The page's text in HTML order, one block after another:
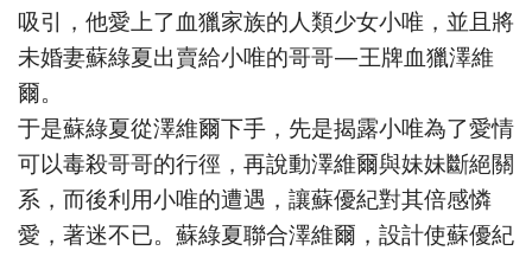
吸引，他愛上了血獵家族的人類少女小唯，並且將
未婚妻蘇綠夏出賣給小唯的哥哥—王牌血獵澤維
爾。
于是蘇綠夏從澤維爾下手，先是揭露小唯為了愛情
可以毒殺哥哥的行徑，再說動澤維爾與妹妹斷絕關
系，而後利用小唯的遭遇，讓蘇優紀對其倍感憐
愛，著迷不已。蘇綠夏聯合澤維爾，設計使蘇優紀